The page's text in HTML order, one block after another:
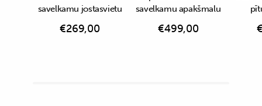
savelkamu jostasvietu
€269,00
savelkamu apakšmalu
€499,00